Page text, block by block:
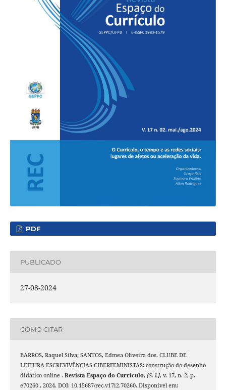
PDF
PUBLICADO
27-08-2024
COMO CITAR
BARROS, Raquel Silva; SANTOS, Edmea Oliveira dos. CLUBE DE
LEITURA ESCREVIVÊNCIAS CIBERFEMINISTAS: construção do desenho
didático online . Revista Espaço do Currículo, [S. l.], v. 17, n. 2, p.
e70260 , 2024. DOI: 10.15687/rec.v17i2.70260. Disponível em: